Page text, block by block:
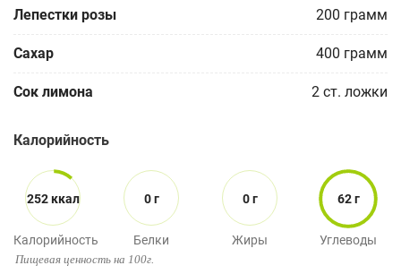
Лепестки розы 200 грамм
Сахар 400 грамм
Сок лимона 2 ст. ложки
Калорийность
252 ккал
Калорийность
0 г
Белки
0 г
Жиры
62 г
Углеводы
Пищевая ценность на 100г.